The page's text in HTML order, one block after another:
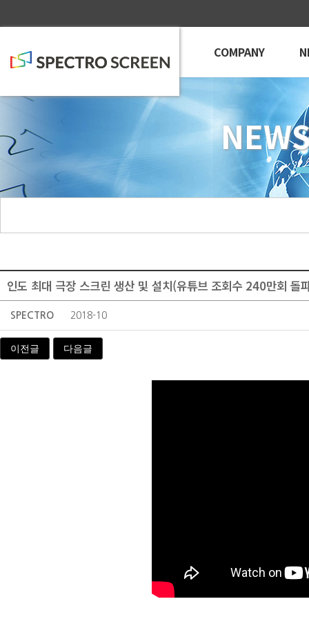
COMPANY
인도 최대 극장 스크린 생산 및 설치(유튜브 조회수 240만회 돌
SPECTRO 2018-10
이전글 다음글